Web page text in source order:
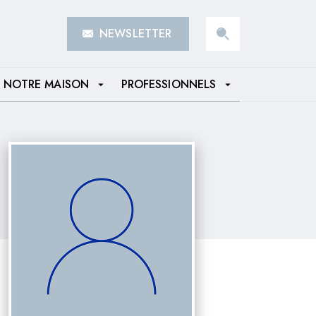
NEWSLETTER
NOTRE MAISON arrow_drop_down PROFESSIONNELS arrow_drop_down